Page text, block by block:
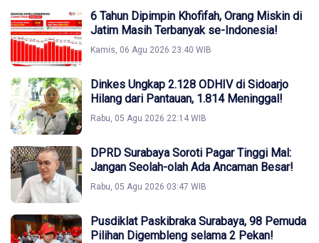
6 Tahun Dipimpin Khofifah, Orang Miskin di
Jatim Masih Terbanyak se-Indonesia!
Kamis, 06 Agu 2026 23:40 WIB
Dinkes Ungkap 2.128 ODHIV di Sidoarjo
Hilang dari Pantauan, 1.814 Meninggal!
Rabu, 05 Agu 2026 22:14 WIB
DPRD Surabaya Soroti Pagar Tinggi Mal:
Jangan Seolah-olah Ada Ancaman Besar!
Rabu, 05 Agu 2026 03:47 WIB
Pusdiklat Paskibraka Surabaya, 98 Pemuda
Pilihan Digembleng selama 2 Pekan!